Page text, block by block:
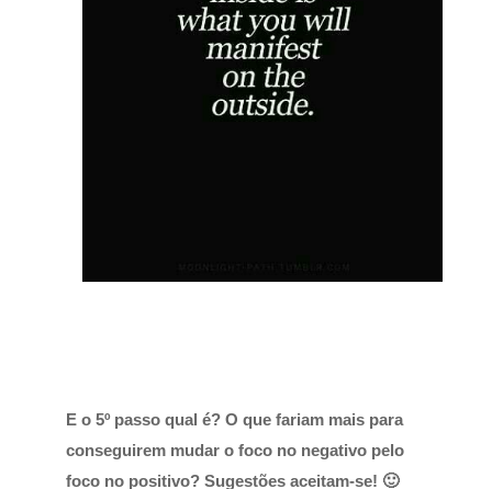
E o 5º passo qual é? O que fariam mais para
conseguirem mudar o foco no negativo pelo
foco no positivo? Sugestões aceitam-se! 🙂